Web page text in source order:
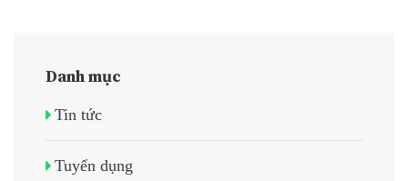
Danh mục
Tin tức
Tuyển dụng